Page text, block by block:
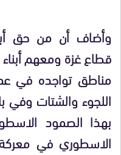
وأضاف أن من حق
قطاع غزة ومعهم
مناطق تواجده في
اللجوء والشتات وفي
بهذا الصمود
الاسطوري في